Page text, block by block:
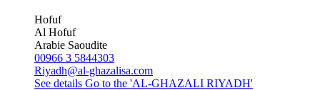
Hofuf
Al Hofuf
Arabie Saoudite
00966 3 5844303
Riyadh@al-ghazalisa.com
See details Go to the 'AL-GHAZALI RIYADH'